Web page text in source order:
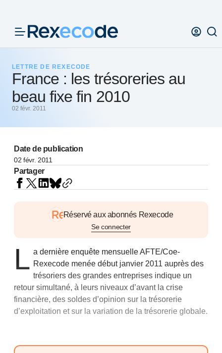
LETTRE DE REXECODE
France : les trésoreries au
beau fixe fin 2010
02 févr. 2011
Date de publication
02 févr. 2011
Partager
Réservé aux abonnés Rexecode
Se connecter
L a dernière enquête mensuelle AFTE/Coe-
Rexecode menée début janvier 2011 auprès des
trésoriers des grandes entreprises indique un
retour simultané, à leurs niveaux d’avant la crise
financière, des soldes d’opinion sur la trésorerie
d’exploitation et sur la variation de la trésorerie globale.